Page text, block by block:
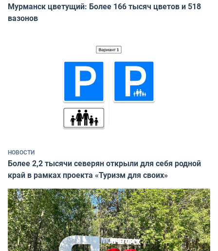
Мурманск цветущий: Более 166 тысяч цветов и 518
вазонов
НОВОСТИ
Более 2,2 тысячи северян открыли для себя родной
край в рамках проекта «Туризм для своих»